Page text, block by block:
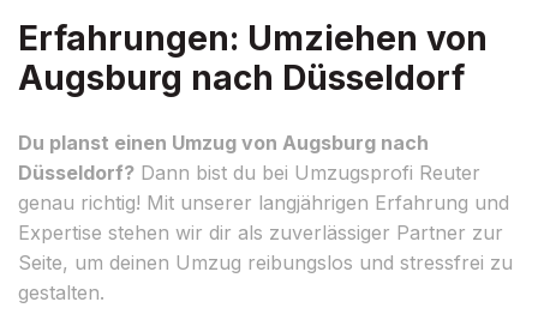
Erfahrungen: Umziehen von
Augsburg nach Düsseldorf
Du planst einen Umzug von Augsburg nach
Düsseldorf? Dann bist du bei Umzugsprofi Reuter
genau richtig! Mit unserer langjährigen Erfahrung und
Expertise stehen wir dir als zuverlässiger Partner zur
Seite, um deinen Umzug reibungslos und stressfrei zu
gestalten.